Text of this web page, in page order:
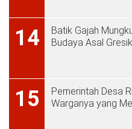
14
Batik Gajah
Budaya Asal
15
Pemerintah Desa
Warganya yang